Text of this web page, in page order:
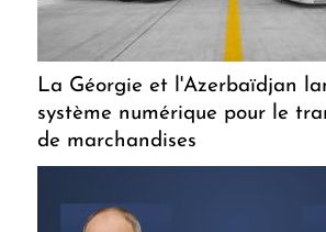
La Géorgie et l'Azerbaïdjan
système numérique pour le
de marchandises